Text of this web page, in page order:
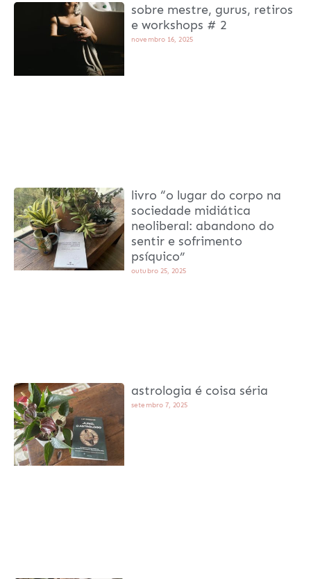
sobre mestre, gurus, retiros
e workshops # 2
novembro 16, 2025
livro “o lugar do corpo na
sociedade midiática
neoliberal: abandono do
sentir e sofrimento
psíquico”
outubro 25, 2025
astrologia é coisa séria
setembro 7, 2025